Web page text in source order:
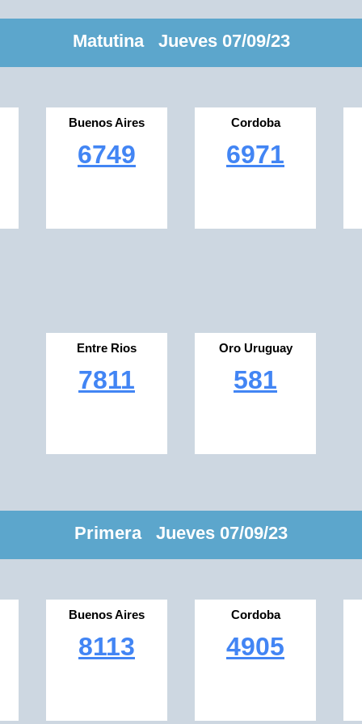
Matutina Jueves 07/09/23
Buenos Aires
6749
Cordoba
6971
Entre Rios
7811
Oro Uruguay
581
Primera Jueves 07/09/23
Buenos Aires
8113
Cordoba
4905